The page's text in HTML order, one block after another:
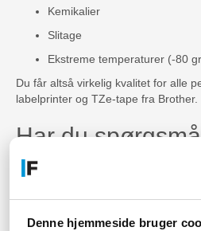
Denne hjemmeside bruger
Kemikalier
Slitage
Ekstreme temperaturer (-80
Du får altså virkelig kvalitet for alle
labelprinter og TZe-tape fra Brother.
Har du
en Brother
noget helt tredje, så er du mere end